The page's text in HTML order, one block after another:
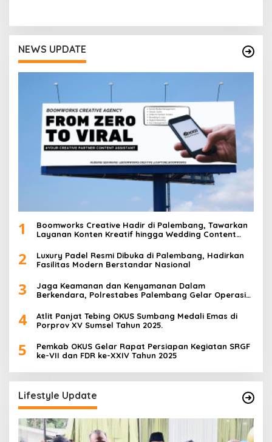
a
s
i
NEWS UPDATE
1
Boomworks Creative Hadir di Palembang, Tawarkan
Layanan Konten Kreatif hingga Wedding Content
2
Luxury Padel Resmi Dibuka di Palembang, Hadirkan
Fasilitas Modern Berstandar Nasional
3
Jaga Keamanan dan Kenyamanan Dalam
Berkendara, Polrestabes Palembang Gelar Operasi
4
Atlit Panjat Tebing OKUS Sumbang Medali Emas di
Porprov XV Sumsel Tahun 2025.
5
Pemkab OKUS Gelar Rapat Persiapan Kegiatan SRGF
ke-VII dan FDR ke-XXIV Tahun 2025
Lifestyle Update